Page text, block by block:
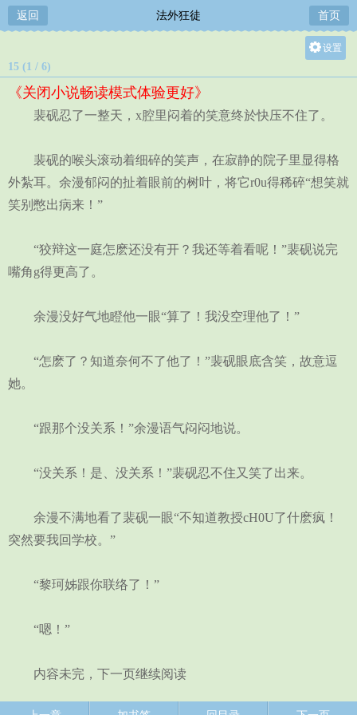
返回 法外狂徒 首页
设置
中
15 (1 / 6)
《关闭小说畅读模式体验更好》
裴砚忍了一整天，x腔里闷着的笑意终於快压不住了。
裴砚的喉头滚动着细碎的笑声，在寂静的院子里显得格
外紮耳。余漫郁闷的扯着眼前的树叶，将它r0u得稀碎“想笑就
笑别憋出病来！”
“狡辩这一庭怎麽还没有开？我还等着看呢！”裴砚说完
嘴角g得更高了。
余漫没好气地瞪他一眼“算了！我没空理他了！”
“怎麽了？知道奈何不了他了！”裴砚眼底含笑，故意逗
她。
“跟那个没关系！”余漫语气闷闷地说。
“没关系！是、没关系！”裴砚忍不住又笑了出来。
余漫不满地看了裴砚一眼“不知道教授cH0U了什麽疯！
突然要我回学校。”
“黎珂姊跟你联络了！”
“嗯！”
内容未完，下一页继续阅读